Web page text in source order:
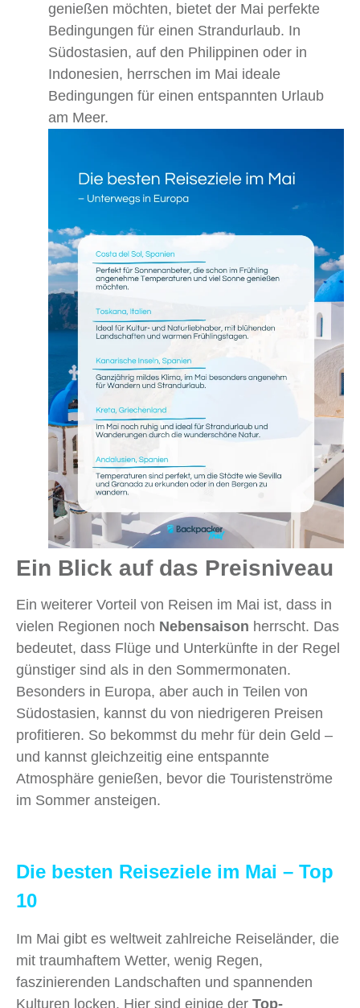
genießen möchten, bietet der Mai perfekte
Bedingungen für einen Strandurlaub. In
Südostasien, auf den Philippinen oder in
Indonesien, herrschen im Mai ideale
Bedingungen für einen entspannten Urlaub
am Meer.
Ein Blick auf das Preisniveau
Ein weiterer Vorteil von Reisen im Mai ist, dass in
vielen Regionen noch Nebensaison herrscht. Das
bedeutet, dass Flüge und Unterkünfte in der Regel
günstiger sind als in den Sommermonaten.
Besonders in Europa, aber auch in Teilen von
Südostasien, kannst du von niedrigeren Preisen
profitieren. So bekommst du mehr für dein Geld –
und kannst gleichzeitig eine entspannte
Atmosphäre genießen, bevor die Touristenströme
im Sommer ansteigen.
Die besten Reiseziele im Mai – Top
10
Im Mai gibt es weltweit zahlreiche Reiseländer, die
mit traumhaftem Wetter, wenig Regen,
faszinierenden Landschaften und spannenden
Kulturen locken. Hier sind einige der Top-